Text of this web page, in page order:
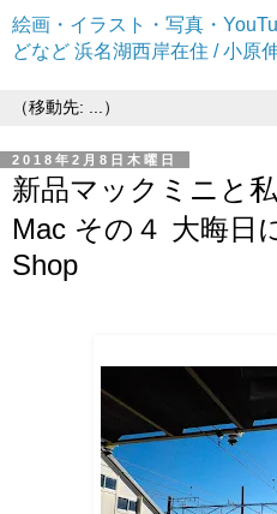
絵画・イラスト・写真・
どなど 浜名湖西岸在住 / 小原
2018年2月8日木曜日
新品マックミニと
Mac その４ 大晦日
Shop